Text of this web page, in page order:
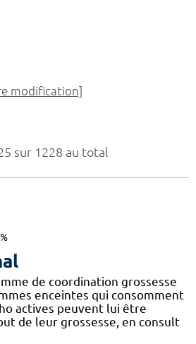
sur 1228 au total
de coordination grossesse
enceintes qui consomment
actives peuvent lui être
de leur grossesse, en consult
modification]